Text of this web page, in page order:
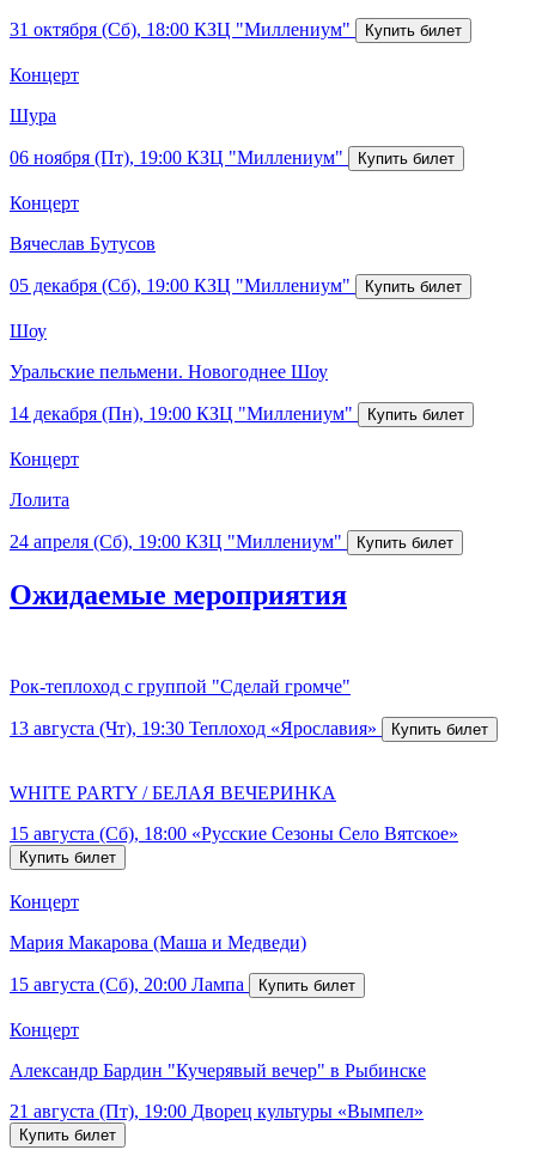
31 октября (Сб), 18:00 КЗЦ "Миллениум"
Концерт
Шура
06 ноября (Пт), 19:00 КЗЦ "Миллениум"
Концерт
Вячеслав Бутусов
05 декабря (Сб), 19:00 КЗЦ "Миллениум"
Шоу
Уральские пельмени. Новогоднее Шоу
14 декабря (Пн), 19:00 КЗЦ "Миллениум"
Концерт
Лолита
24 апреля (Сб), 19:00 КЗЦ "Миллениум"
Ожидаемые мероприятия
Рок-теплоход с группой "Сделай громче"
13 августа (Чт), 19:30 Теплоход «Ярославия»
WHITE PARTY / БЕЛАЯ ВЕЧЕРИНКА
15 августа (Сб), 18:00 «Русские Сезоны Село Вятское»
Концерт
Мария Макарова (Маша и Медведи)
15 августа (Сб), 20:00 Лампа
Концерт
Александр Бардин "Кучерявый вечер" в Рыбинске
21 августа (Пт), 19:00 Дворец культуры «Вымпел»